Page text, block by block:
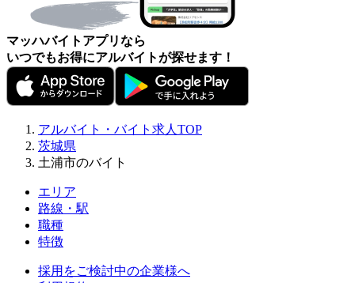
マッハバイトアプリなら
いつでもお得にアルバイトが探せます！
アルバイト・バイト求人TOP
茨城県
土浦市のバイト
エリア
路線・駅
職種
特徴
採用をご検討中の企業様へ